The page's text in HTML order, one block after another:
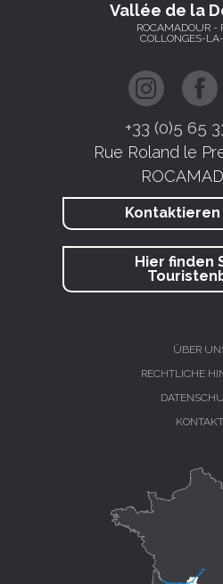
Vallée de la
ROCAMADOUR -
COLLONGES-
+33 (0)5 65
Rue Roland le
Kontaktieren
Hier finden
ÜBER
RECHTLICHE
KONTAKT